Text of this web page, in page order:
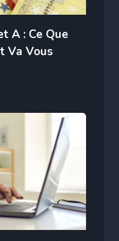
A : Ce Que
Va Vous